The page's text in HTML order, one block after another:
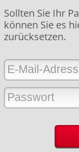
Sollten Sie Ihr
können Sie es
zurücksetzen.